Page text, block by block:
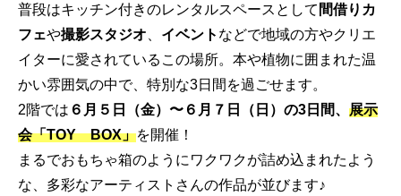
普段はキッチン付きのレンタルスペースとして 間借りカ
フェや撮影スタジオ イベント などで地域の方やクリエ
イターに愛されているこの場所。本や植物に囲まれた温
かい雰囲気の中で、特別な3日間を過ごせます。
2階では ６月５日（金）〜６月７日（日）の3日間、 展示
会「TOY BOX」を開催！
まるでおもちゃ箱のようにワクワクが詰め込まれたよう
な、多彩なアーティストさんの作品が並びます♪